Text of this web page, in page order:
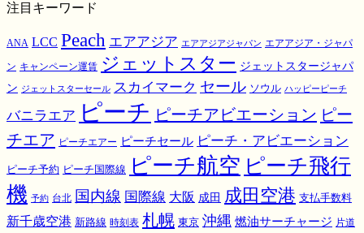
注目キーワード
ANA LCC Peach エアアジア エアアジアジャパン エアアジア・ジャパ
ン キャンペーン運賃 ジェットスター ジェットスタージャパ
ン ジェットスターセール スカイマーク セール ソウル ハッピーピーチ
バニラエア ピーチ ピーチアビエーション ピー
チエア ピーチエアー ピーチセール ピーチ・アビエーション
ピーチ予約 ピーチ国際線 ピーチ航空 ピーチ飛行
機 予約 台北 国内線 国際線 大阪 成田 成田空港 支払手数料
新千歳空港 新路線 時刻表 札幌 東京 沖縄 燃油サーチャージ 片道